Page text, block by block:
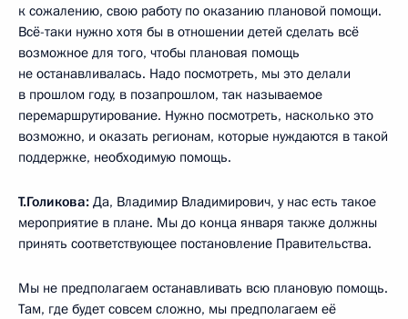
к сожалению, свою работу по оказанию плановой помощи.
Всё-таки нужно хотя бы в отношении детей сделать всё
возможное для того, чтобы плановая помощь
не останавливалась. Надо посмотреть, мы это делали
в прошлом году, в позапрошлом, так называемое
перемаршрутирование. Нужно посмотреть, насколько это
возможно, и оказать регионам, которые нуждаются в такой
поддержке, необходимую помощь.
Т.Голикова: Да, Владимир Владимирович, у нас есть такое
мероприятие в плане. Мы до конца января также должны
принять соответствующее постановление Правительства.
Мы не предполагаем останавливать всю плановую помощь.
Там, где будет совсем сложно, мы предполагаем её